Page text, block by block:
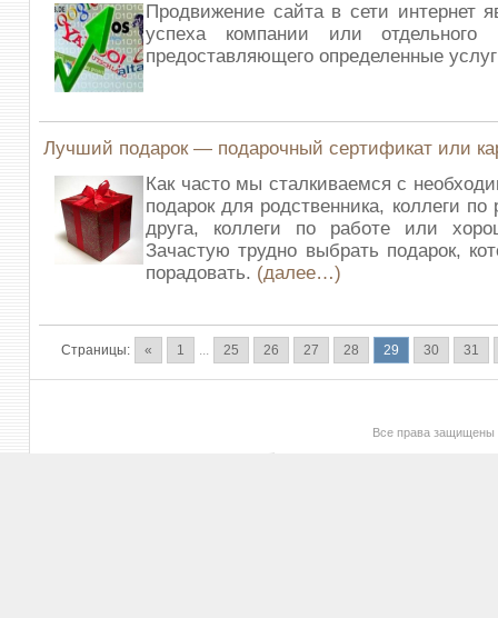
Продвижение сайта в сети интернет
успеха компании или отдельного
предоставляющего определенные
Лучший подарок — подарочный сертификат или
Как часто мы сталкиваемся с
подарок для родственника, коллеги по
друга, коллеги по работе или
Зачастую трудно выбрать подарок,
порадовать. (далее…)
Страницы: « 1 ... 25 26 27 28 29 30 31
Все права